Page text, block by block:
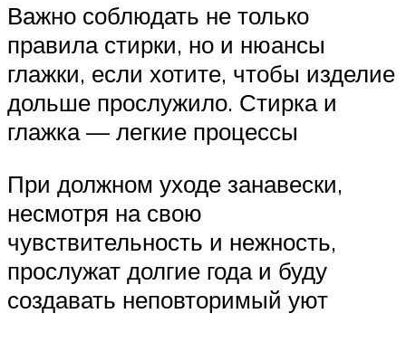
Важно соблюдать не только
правила стирки, но и нюансы
глажки, если хотите, чтобы изделие
дольше прослужило. Стирка и
глажка — легкие процессы
При должном уходе занавески,
несмотря на свою
чувствительность и нежность,
прослужат долгие года и буду
создавать неповторимый уют